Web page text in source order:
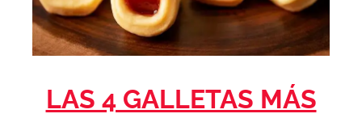
LAS 4 GALLETAS MÁS